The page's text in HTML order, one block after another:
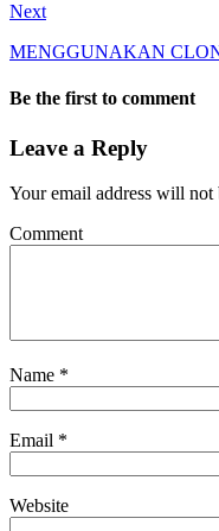
Next
MENGGUNAKAN
Be the first to comment
Leave a Reply
Your email address will not
Comment
Name *
Email *
Website